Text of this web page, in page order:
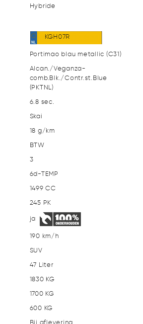
Hybride
KGH07R
Portimao blau metallic (C31)
Alcan./Veganza-
comb.Blk./Contr.st.Blue
(PKTNL)
6.8 sec.
Skai
18 g/km
BTW
3
6d-TEMP
1499 CC
245 PK
ja
190 km/h
SUV
47 Liter
1830 KG
1700 KG
600 KG
Bij aflevering